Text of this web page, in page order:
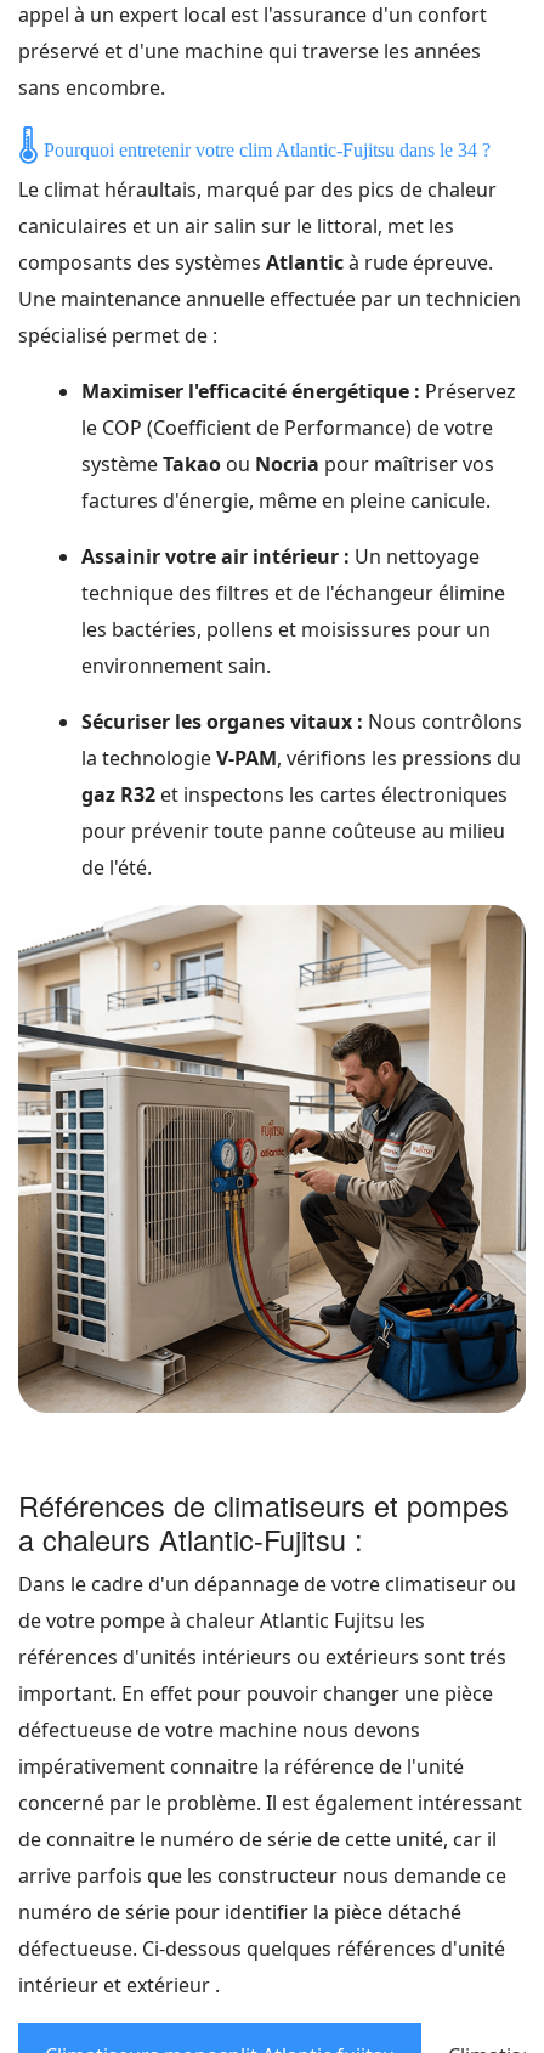
appel à un expert local est l'assurance d'un confort
préservé et d'une machine qui traverse les années
sans encombre.
🌡️ Pourquoi entretenir votre clim Atlantic-Fujitsu dans le 34 ?
Le climat héraultais, marqué par des pics de chaleur
caniculaires et un air salin sur le littoral, met les
composants des systèmes Atlanticà rude épreuve.
Une maintenance annuelle effectuée par un technicien
spécialisé permet de :
Maximiser l'efficacité énergétique : Préservez
le COP (Coefficient de Performance) de votre
systèmeTakao ou Nocria pour maîtriser vos
factures d'énergie, même en pleine canicule.
Assainir votre air intérieur : Un nettoyage
technique des filtres et de l'échangeur élimine
les bactéries, pollens et moisissures pour un
environnement sain.
Sécuriser les organes vitaux : Nous contrôlons
la technologieV-PAM, vérifions les pressions du
gaz R32 et inspectons les cartes électroniques
pour prévenir toute panne coûteuse au milieu
de l'été.
Références de climatiseurs et pompes
a chaleurs Atlantic-Fujitsu :
Dans le cadre d'un dépannage de votre climatiseur ou
de votre pompe à chaleur Atlantic Fujitsu les
références d'unités intérieurs ou extérieurs sont trés
important. En effet pour pouvoir changer une pièce
défectueuse de votre machine nous devons
impérativement connaitre la référence de l'unité
concerné par le problème. Il est également intéressant
de connaitre le numéro de série de cette unité, car il
arrive parfois que les constructeur nous demande ce
numéro de série pour identifier la pièce détaché
défectueuse. Ci-dessous quelques références d'unité
intérieur et extérieur .